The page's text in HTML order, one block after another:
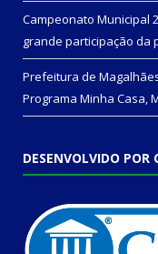
Campeonato Municipal
grande participação da
Prefeitura de
Programa Minha Casa,
DESENVOLVIDO POR